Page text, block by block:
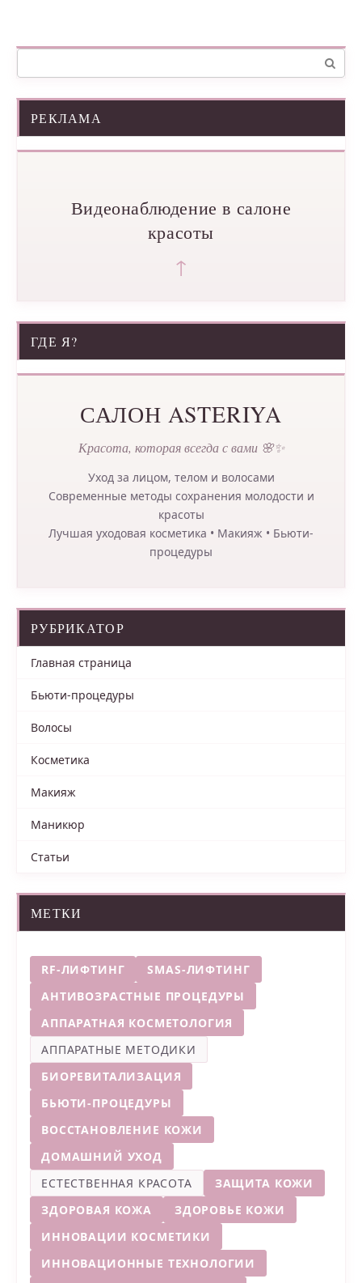
Поиск:
РЕКЛАМА
Видеонаблюдение в салоне
красоты
↑
ГДЕ Я?
САЛОН ASTERIYA
Красота, которая всегда с вами 🌸✨
Уход за лицом, телом и волосами
Современные методы сохранения молодости и
красоты
Лучшая уходовая косметика • Макияж • Бьюти-
процедуры
РУБРИКАТОР
Главная страница
Бьюти-процедуры
Волосы
Косметика
Макияж
Маникюр
Статьи
МЕТКИ
RF-ЛИФТИНГ
SMAS-ЛИФТИНГ
АНТИВОЗРАСТНЫЕ ПРОЦЕДУРЫ
АППАРАТНАЯ КОСМЕТОЛОГИЯ
АППАРАТНЫЕ МЕТОДИКИ
БИОРЕВИТАЛИЗАЦИЯ
БЬЮТИ-ПРОЦЕДУРЫ
ВОССТАНОВЛЕНИЕ КОЖИ
ДОМАШНИЙ УХОД
ЕСТЕСТВЕННАЯ КРАСОТА
ЗАЩИТА КОЖИ
ЗДОРОВАЯ КОЖА
ЗДОРОВЬЕ КОЖИ
ИННОВАЦИИ КОСМЕТИКИ
ИННОВАЦИОННЫЕ ТЕХНОЛОГИИ